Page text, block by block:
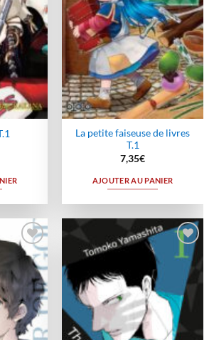
La petite faiseuse de livres
T.1
7,35€
AJOUTER AU PANIER
Ajouter
à la
wishlist
Ajouter
wishlist